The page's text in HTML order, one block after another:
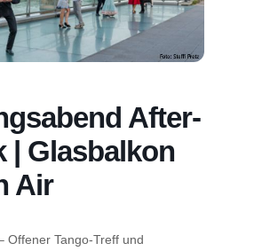
After-
| Glasbalkon
Air
Offener Tango-Treff und